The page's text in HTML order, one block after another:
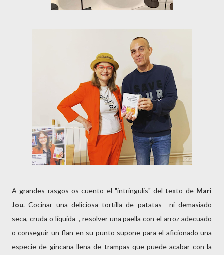
A grandes rasgos os cuento el "intringulis" del texto de Mari
Jou. Cocinar una deliciosa tortilla de patatas –ni demasiado
seca, cruda o líquida–, resolver una paella con el arroz adecuado
o conseguir un flan en su punto supone para el aficionado una
especie de gincana llena de trampas que puede acabar con la